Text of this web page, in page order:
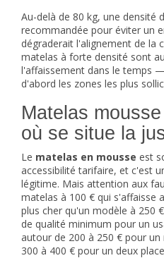
Au-delà de 80 kg, une densité
recommandée pour éviter un
dégraderait l'alignement de la
matelas à forte densité sont
l'affaissement dans le temps
d'abord les zones les plus
Matelas
où se situe la
Le matelas en mousse est
accessibilité tarifaire, et c'est
légitime. Mais attention aux
matelas à 100 € qui s'affaisse
plus cher qu'un modèle à 250
de qualité minimum pour un
autour de 200 à 250 € pour
300 à 400 € pour un deux